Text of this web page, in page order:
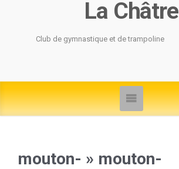
La Châtre
Club de gymnastique et de trampoline
mouton- » mouton-